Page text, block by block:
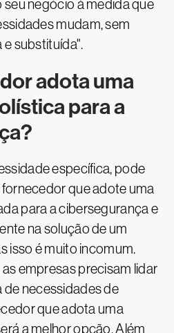
negócio à medida que
mudam, sem
e substituída".
adota uma
para a
específica, pode
que adote uma
para a cibersegurança e
na solução de um
isso é muito incomum.
empresas precisam lidar
necessidades de
que adota uma
a melhor opção. Além